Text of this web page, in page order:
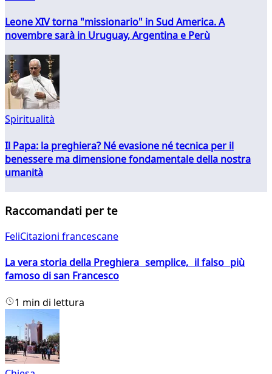
Leone XIV torna "missionario" in Sud America. A
novembre sarà in Uruguay, Argentina e Perù
Spiritualità
Il Papa: la preghiera? Né evasione né tecnica per il
benessere ma dimensione fondamentale della nostra
umanità
Raccomandati per te
FeliCitazioni francescane
La vera storia della Preghiera semplice, il falso più
famoso di san Francesco
1 min di lettura